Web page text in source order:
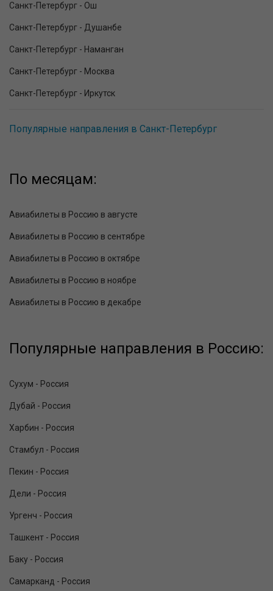
Санкт-Петербург - Ош
Санкт-Петербург - Душанбе
Санкт-Петербург - Наманган
Санкт-Петербург - Москва
Санкт-Петербург - Иркутск
Популярные направления в Санкт-Петербург
По месяцам:
Авиабилеты в Россию в августе
Авиабилеты в Россию в сентябре
Авиабилеты в Россию в октябре
Авиабилеты в Россию в ноябре
Авиабилеты в Россию в декабре
Популярные направления в Россию:
Сухум - Россия
Дубай - Россия
Харбин - Россия
Стамбул - Россия
Пекин - Россия
Дели - Россия
Ургенч - Россия
Ташкент - Россия
Баку - Россия
Самарканд - Россия